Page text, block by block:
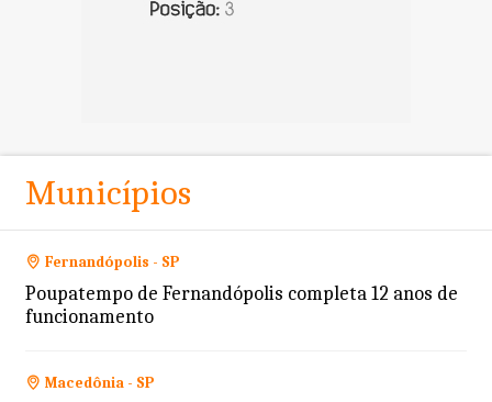
Municípios
Fernandópolis - SP
Poupatempo de Fernandópolis completa 12 anos de
funcionamento
Macedônia - SP